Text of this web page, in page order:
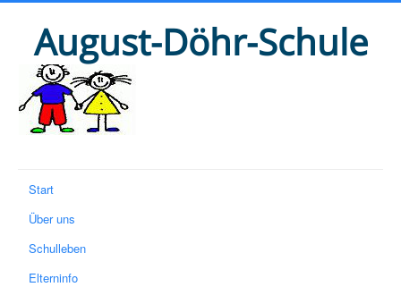
August-Döhr-Schule
Start
Über uns
Schulleben
Elterninfo